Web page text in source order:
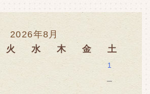
2026年8月
火 水 木 金 土
1
－